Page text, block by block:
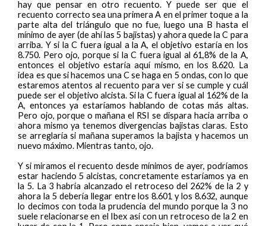
hay que pensar en otro recuento. Y puede ser que el
recuento correcto sea una primera A en el primer toque a la
parte alta del triángulo que no fue, luego una B hasta el
mínimo de ayer (de ahí las 5 bajistas) y ahora quede la C para
arriba. Y si la C fuera igual a la A, el objetivo estaría en los
8.750. Pero ojo, porque si la C fuera igual al 61,8% de la A,
entonces el objetivo estaría aquí mismo, en los 8.620. La
idea es que si hacemos una C se haga en 5 ondas, con lo que
estaremos atentos al recuento para ver si se cumple y cuál
puede ser el objetivo alcista. Si la C fuera igual al 162% de la
A, entonces ya estaríamos hablando de cotas más altas.
Pero ojo, porque o mañana el RSI se dispara hacia arriba o
ahora mismo ya tenemos divergencias bajistas claras. Esto
se arreglaría si mañana superamos la bajista y hacemos un
nuevo máximo. Mientras tanto, ojo.
Y si miramos el recuento desde mínimos de ayer, podríamos
estar haciendo 5 alcistas, concretamente estaríamos ya en
la 5. La 3 habría alcanzado el retroceso del 262% de la 2 y
ahora la 5 debería llegar entre los 8.601 y los 8.632, aunque
lo decimos con toda la prudencia del mundo porque la 3 no
suele relacionarse en el Ibex así con un retroceso de la 2 en